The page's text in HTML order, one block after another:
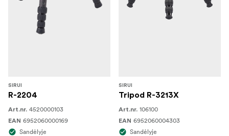
SIRUI
R-2204
Art.nr. 4520000103
EAN 6952060000169
Sandėlyje
SIRUI
Tripod R-3213X
Art.nr. 106100
EAN 6952060004303
Sandėlyje